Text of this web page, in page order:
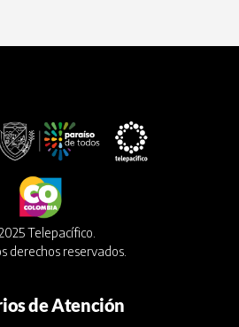
Telepacífico.
derechos reservados.
de Atención